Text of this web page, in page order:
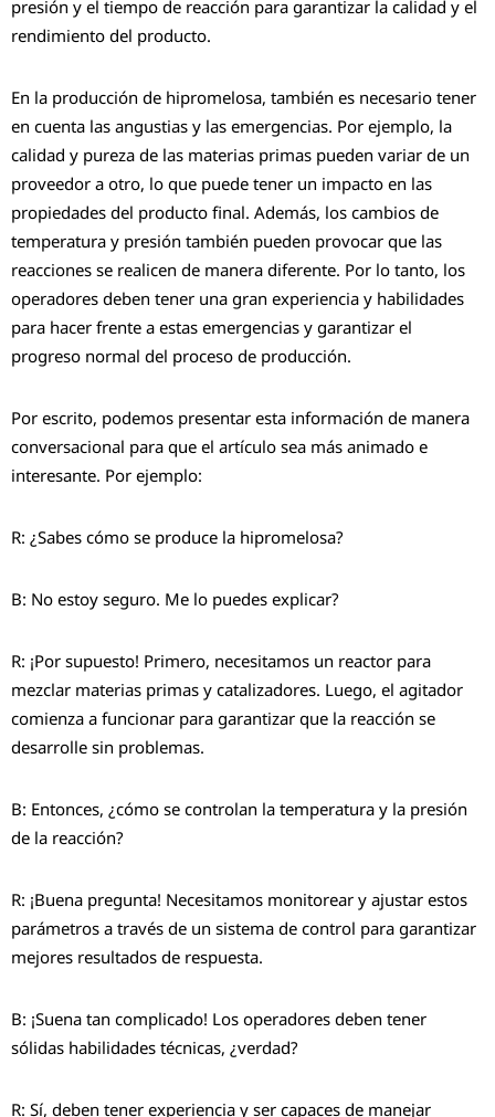
presión y el tiempo de reacción para garantizar la calidad y el
rendimiento del producto.
En la producción de hipromelosa, también es necesario tener
en cuenta las angustias y las emergencias. Por ejemplo, la
calidad y pureza de las materias primas pueden variar de un
proveedor a otro, lo que puede tener un impacto en las
propiedades del producto final. Además, los cambios de
temperatura y presión también pueden provocar que las
reacciones se realicen de manera diferente. Por lo tanto, los
operadores deben tener una gran experiencia y habilidades
para hacer frente a estas emergencias y garantizar el
progreso normal del proceso de producción.
Por escrito, podemos presentar esta información de manera
conversacional para que el artículo sea más animado e
interesante. Por ejemplo:
R: ¿Sabes cómo se produce la hipromelosa?
B: No estoy seguro. Me lo puedes explicar?
R: ¡Por supuesto! Primero, necesitamos un reactor para
mezclar materias primas y catalizadores. Luego, el agitador
comienza a funcionar para garantizar que la reacción se
desarrolle sin problemas.
B: Entonces, ¿cómo se controlan la temperatura y la presión
de la reacción?
R: ¡Buena pregunta! Necesitamos monitorear y ajustar estos
parámetros a través de un sistema de control para garantizar
mejores resultados de respuesta.
B: ¡Suena tan complicado! Los operadores deben tener
sólidas habilidades técnicas, ¿verdad?
R: Sí, deben tener experiencia y ser capaces de manejar